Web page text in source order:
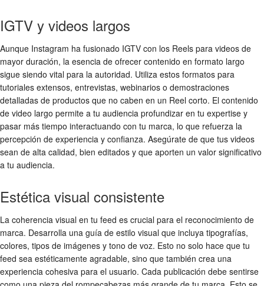
IGTV y videos largos
Aunque Instagram ha fusionado IGTV con los Reels para videos de
mayor duración, la esencia de ofrecer contenido en formato largo
sigue siendo vital para la autoridad. Utiliza estos formatos para
tutoriales extensos, entrevistas, webinarios o demostraciones
detalladas de productos que no caben en un Reel corto. El contenido
de video largo permite a tu audiencia profundizar en tu expertise y
pasar más tiempo interactuando con tu marca, lo que refuerza la
percepción de experiencia y confianza. Asegúrate de que tus videos
sean de alta calidad, bien editados y que aporten un valor significativo
a tu audiencia.
Estética visual consistente
La coherencia visual en tu feed es crucial para el reconocimiento de
marca. Desarrolla una guía de estilo visual que incluya tipografías,
colores, tipos de imágenes y tono de voz. Esto no solo hace que tu
feed sea estéticamente agradable, sino que también crea una
experiencia cohesiva para el usuario. Cada publicación debe sentirse